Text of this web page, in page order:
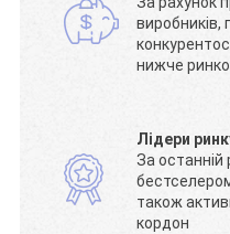
виробників,
нижче
Лідери
За останній
також
кордон